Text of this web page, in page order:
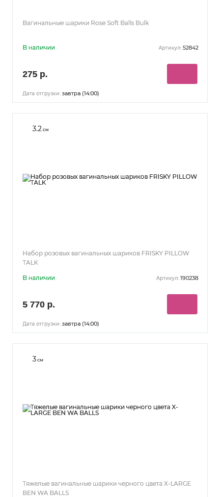
Вагинальные шарики Rose Soft Balls Bulk
В наличии Артикул: 52842
275 р.
Дата отгрузки: завтра (14:00)
3.2см
Набор розовых вагинальных шариков FRISKY PILLOW
TALK
В наличии Артикул: 190238
5 770 р.
Дата отгрузки: завтра (14:00)
3см
Тяжелые вагинальные шарики черного цвета X-LARGE
BEN WA BALLS